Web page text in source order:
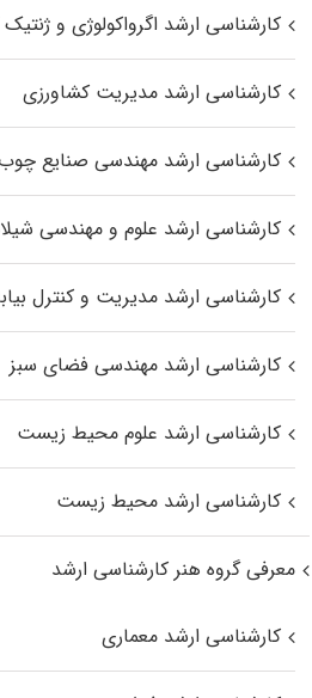
کارشناسی ارشد اگرواکولوژی و
کارشناسی ارشد مدیریت کشاورزی
کارشناسی ارشد مهندسی صنایع
کارشناسی ارشد علوم و مهندسی
کارشناسی ارشد مدیریت و کنترل
کارشناسی ارشد مهندسی فضای سبز
کارشناسی ارشد علوم محیط‌ زیست
کارشناسی ارشد محیط زیست
معرفی گروه هنر کارشناسی ارشد
کارشناسی ارشد معماری